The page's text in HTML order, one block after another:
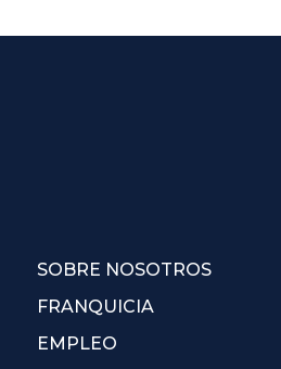
SOBRE NOSOTROS
FRANQUICIA
EMPLEO